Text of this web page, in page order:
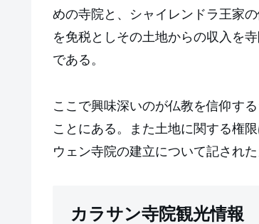
めの寺院と、シャイレンドラ王家
を免税としその土地からの収入を
である。
ここで興味深いのが仏教を信仰す
ことにある。また土地に関する権
ウェン寺院の建立について記され
カラサン寺院観光情報